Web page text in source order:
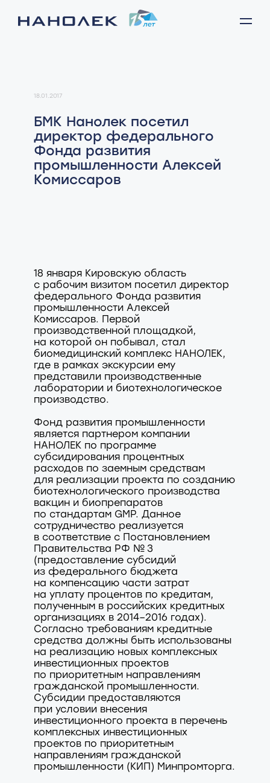
18.01.2017
БМК Нанолек посетил
директор федерального
Фонда развития
промышленности Алексей
Комиссаров
18 января Кировскую область
с рабочим визитом посетил директор
федерального Фонда развития
промышленности Алексей
Комиссаров. Первой
производственной площадкой,
на которой он побывал, стал
биомедицинский комплекс НАНОЛЕК,
где в рамках экскурсии ему
представили производственные
лаборатории и биотехнологическое
производство.
Фонд развития промышленности
является партнером компании
НАНОЛЕК по программе
субсидирования процентных
расходов по заемным средствам
для реализации проекта по созданию
биотехнологического производства
вакцин и биопрепаратов
по стандартам GMP. Данное
сотрудничество реализуется
в соответствие с Постановлением
Правительства РФ № 3
(предоставление субсидий
из федерального бюджета
на компенсацию части затрат
на уплату процентов по кредитам,
полученным в российских кредитных
организациях в 2014–2016 годах).
Согласно требованиям кредитные
средства должны быть использованы
на реализацию новых комплексных
инвестиционных проектов
по приоритетным направлениям
гражданской промышленности.
Субсидии предоставляются
при условии внесения
инвестиционного проекта в перечень
комплексных инвестиционных
проектов по приоритетным
направлениям гражданской
промышленности (КИП) Минпромторга.